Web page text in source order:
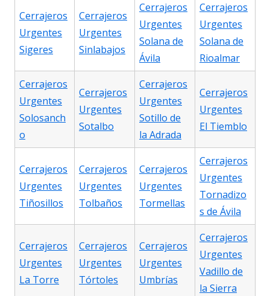
Cerrajeros
Urgentes
Sigeres
Cerrajeros
Urgentes
Sinlabajos
Cerrajeros
Urgentes
Solana de
Ávila
Cerrajeros
Urgentes
Solana de
Rioalmar
Cerrajeros
Urgentes
Solosanch
o
Cerrajeros
Urgentes
Sotalbo
Cerrajeros
Urgentes
Sotillo de
la Adrada
Cerrajeros
Urgentes
El Tiemblo
Cerrajeros
Urgentes
Tiñosillos
Cerrajeros
Urgentes
Tolbaños
Cerrajeros
Urgentes
Tormellas
Cerrajeros
Urgentes
Tornadizo
s de Ávila
Cerrajeros
Urgentes
La Torre
Cerrajeros
Urgentes
Tórtoles
Cerrajeros
Urgentes
Umbrías
Cerrajeros
Urgentes
Vadillo de
la Sierra